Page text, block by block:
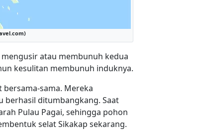
atau membunuh kedua
kesulitan membunuh induknya.
sama. Mereka
berhasil ditumbangkang. Saat
Pulau Pagai, sehingga pohon
selat Sikakap sekarang.